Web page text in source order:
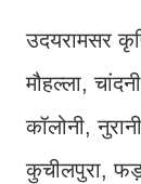
उदयरामसर
मौहल्ला,
कॉलोनी,
कुचीलपुरा, फड़